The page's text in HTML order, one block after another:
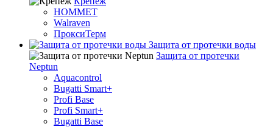
HOMMET
Walraven
ПроксиТерм
Защита от протечки воды
Защита от протечки
Neptun
Aquacontrol
Bugatti Smart+
Profi Base
Profi Smart+
Bugatti Base